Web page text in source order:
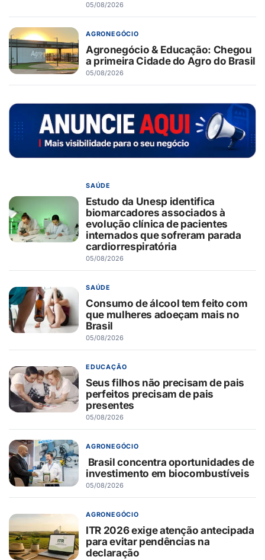
05/08/2026
AGRONEGÓCIO
Agronegócio & Educação: Chegou
a primeira Cidade do Agro do Brasil
05/08/2026
SAÚDE
Estudo da Unesp identifica
biomarcadores associados à
evolução clínica de pacientes
internados que sofreram parada
cardiorrespiratória
05/08/2026
SAÚDE
Consumo de álcool tem feito com
que mulheres adoeçam mais no
Brasil
05/08/2026
EDUCAÇÃO
Seus filhos não precisam de pais
perfeitos precisam de pais
presentes
05/08/2026
AGRONEGÓCIO
Brasil concentra oportunidades de
investimento em biocombustíveis
05/08/2026
AGRONEGÓCIO
ITR 2026 exige atenção antecipada
para evitar pendências na
declaração